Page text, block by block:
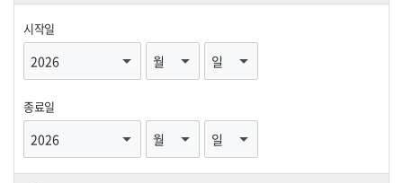
시작일
종료일